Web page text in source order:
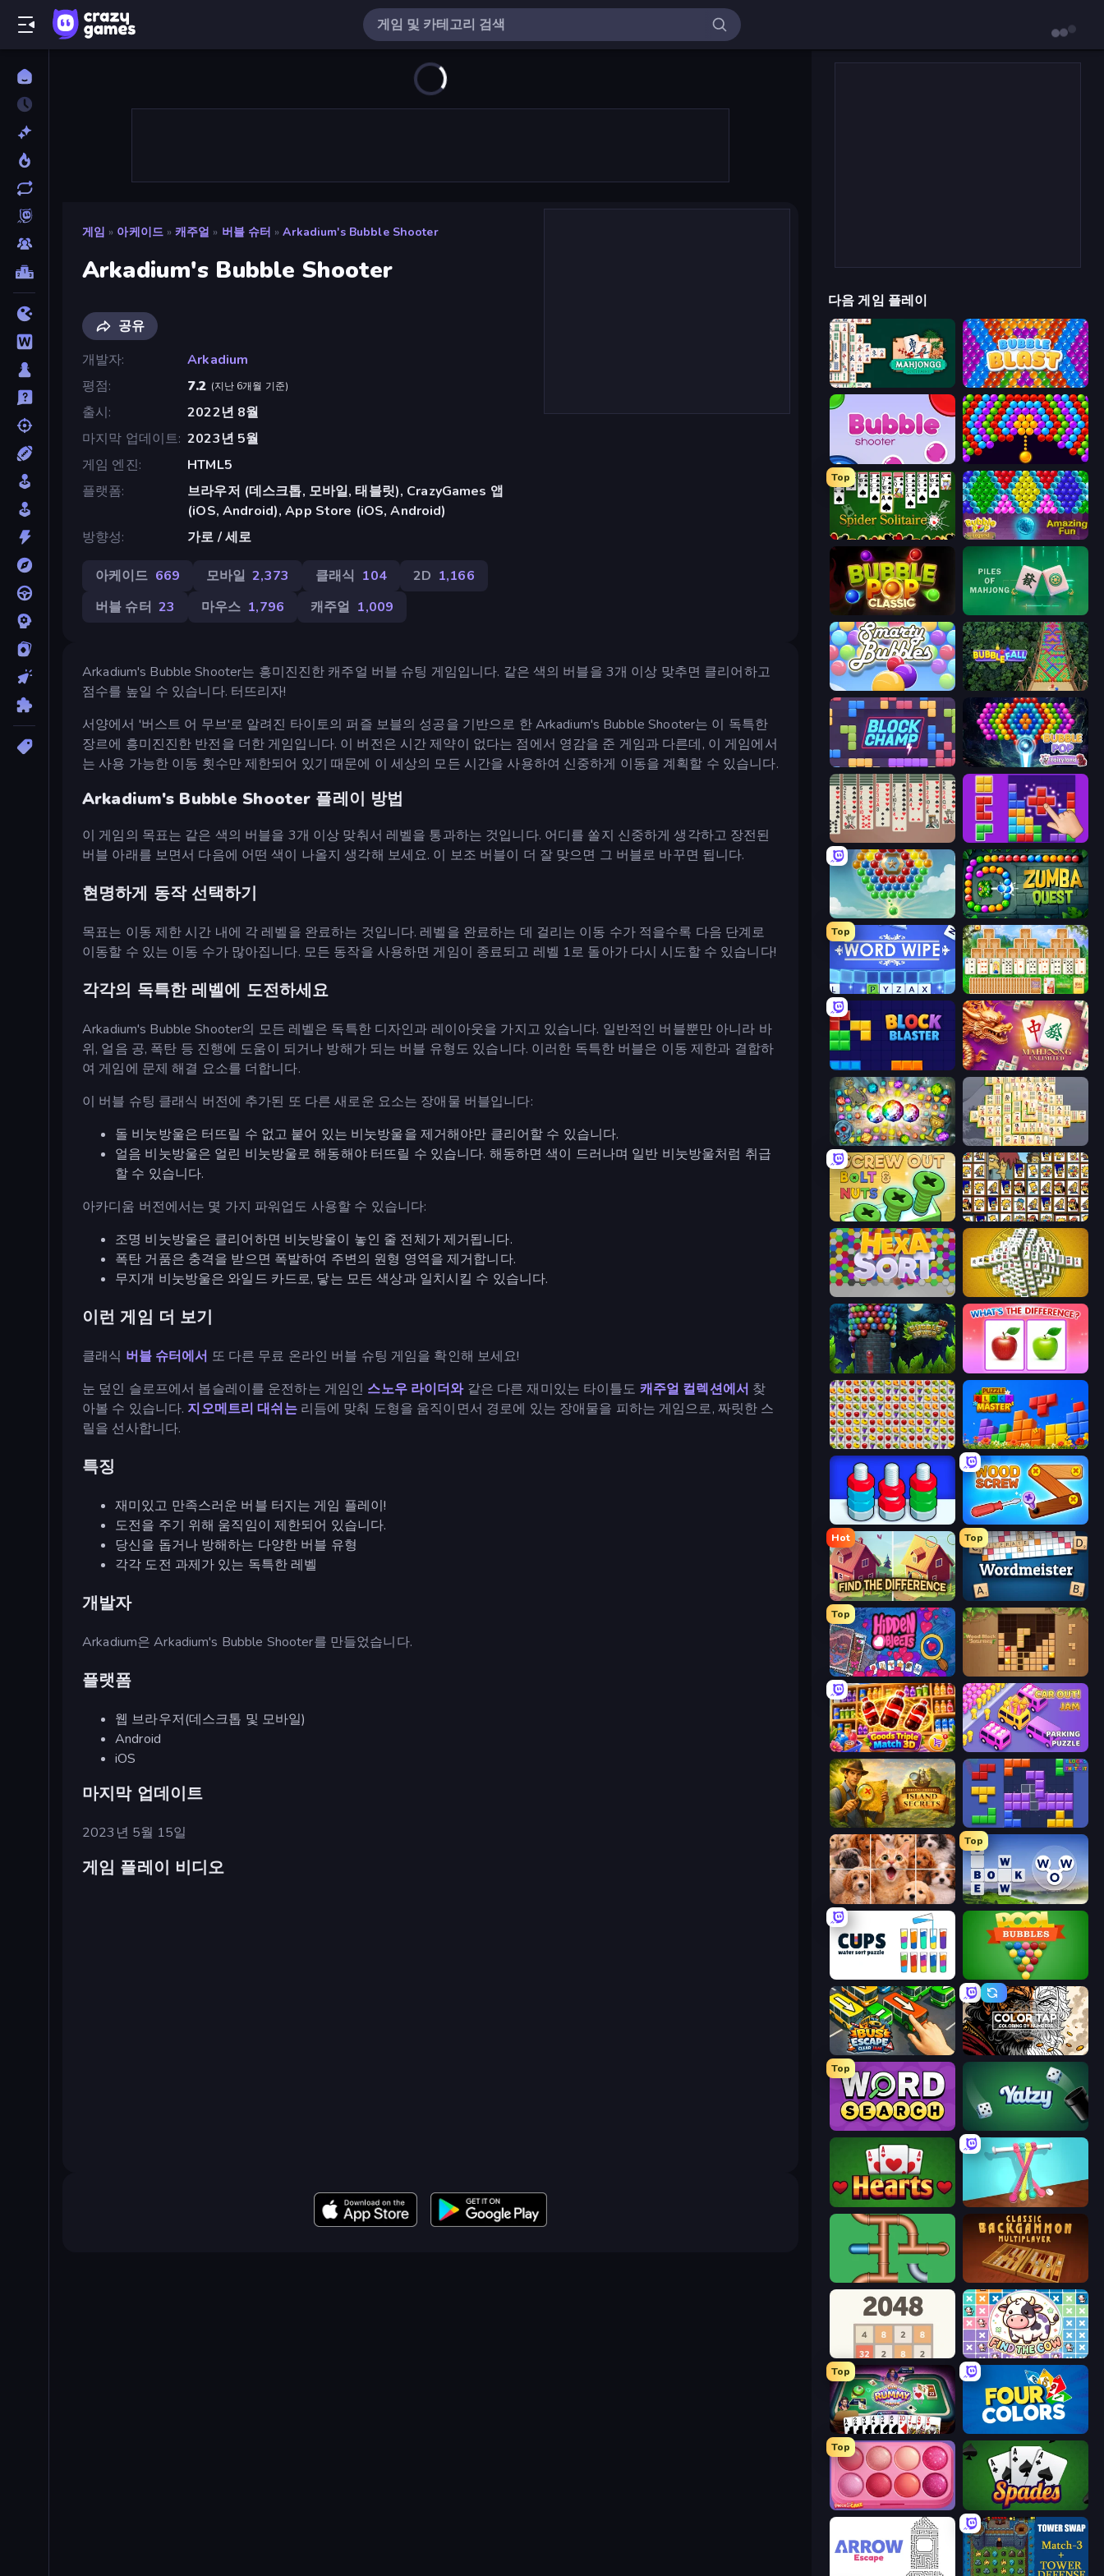
게임 » 아케이드 » 캐주얼 » 버블 슈터 » Arkadium's Bubble Shooter
Arkadium's Bubble Shooter
공유
개발자
Arkadium
평점
7.2 (지난 6개월 기준)
출시
2022년 8월
마지막 업데이트 2023년 5월
게임 엔진
HTML5
플랫폼
브라우저 (데스크톱, 모바일, 태블릿), CrazyGames 앱
(iOS, Android), App Store (iOS, Android)
방향성
가로 / 세로
아케이드 669 모바일 2,373 클래식 104 2D 1,166
버블 슈터 23 마우스 1,796 캐주얼 1,009
Arkadium's Bubble Shooter는 흥미진진한 캐주얼 버블 슈팅 게임입니다. 같은 색의 버블을 3개 이상 맞추면 클리어하고
점수를 높일 수 있습니다. 터뜨리자!
서양에서 '버스트 어 무브'로 알려진 타이토의 퍼즐 보블의 성공을 기반으로 한 Arkadium's Bubble Shooter는 이 독특한
장르에 흥미진진한 반전을 더한 게임입니다. 이 버전은 시간 제약이 없다는 점에서 영감을 준 게임과 다른데, 이 게임에서
는 사용 가능한 이동 횟수만 제한되어 있기 때문에 이 세상의 모든 시간을 사용하여 신중하게 이동을 계획할 수 있습니다.
Arkadium's Bubble Shooter 플레이 방법
이 게임의 목표는 같은 색의 버블을 3개 이상 맞춰서 레벨을 통과하는 것입니다. 어디를 쏠지 신중하게 생각하고 장전된
버블 아래를 보면서 다음에 어떤 색이 나올지 생각해 보세요. 이 보조 버블이 더 잘 맞으면 그 버블로 바꾸면 됩니다.
현명하게 동작 선택하기
목표는 이동 제한 시간 내에 각 레벨을 완료하는 것입니다. 레벨을 완료하는 데 걸리는 이동 수가 적을수록 다음 단계로
이동할 수 있는 이동 수가 많아집니다. 모든 동작을 사용하면 게임이 종료되고 레벨 1로 돌아가 다시 시도할 수 있습니다!
각각의 독특한 레벨에 도전하세요
Arkadium's Bubble Shooter의 모든 레벨은 독특한 디자인과 레이아웃을 가지고 있습니다. 일반적인 버블뿐만 아니라 바
위, 얼음 공, 폭탄 등 진행에 도움이 되거나 방해가 되는 버블 유형도 있습니다. 이러한 독특한 버블은 이동 제한과 결합하
여 게임에 문제 해결 요소를 더합니다.
이 버블 슈팅 클래식 버전에 추가된 또 다른 새로운 요소는 장애물 버블입니다:
돌 비눗방울은 터뜨릴 수 없고 붙어 있는 비눗방울을 제거해야만 클리어할 수 있습니다.
얼음 비눗방울은 얼린 비눗방울로 해동해야 터뜨릴 수 있습니다. 해동하면 색이 드러나며 일반 비눗방울처럼 취급
할 수 있습니다.
아카디움 버전에서는 몇 가지 파워업도 사용할 수 있습니다:
조명 비눗방울은 클리어하면 비눗방울이 놓인 줄 전체가 제거됩니다.
폭탄 거품은 충격을 받으면 폭발하여 주변의 원형 영역을 제거합니다.
무지개 비눗방울은 와일드 카드로, 닿는 모든 색상과 일치시킬 수 있습니다.
이런 게임 더 보기
클래식 버블 슈터에서 또 다른 무료 온라인 버블 슈팅 게임을 확인해 보세요!
눈 덮인 슬로프에서 봅슬레이를 운전하는 게임인 스노우 라이더와같은 다른 재미있는 타이틀도 캐주얼 컬렉션에서 찾
아볼 수 있습니다. 지오메트리 대쉬는리듬에 맞춰 도형을 움직이면서 경로에 있는 장애물을 피하는 게임으로, 짜릿한 스
릴을 선사합니다.
특징
재미있고 만족스러운 버블 터지는 게임 플레이!
도전을 주기 위해 움직임이 제한되어 있습니다.
당신을 돕거나 방해하는 다양한 버블 유형
각각 도전 과제가 있는 독특한 레벨
개발자
Arkadium은 Arkadium's Bubble Shooter를 만들었습니다.
플랫폼
웹 브라우저(데스크톱 및 모바일)
Android
iOS
마지막 업데이트
2023년 5월 15일
게임 플레이 비디오
다음 게임 플레이
Mahjongg Solitaire Bubble Blast
Bubble Shooter Bubble Story
Top
Spider Solitaire Bubble Pop Legend
Bubble Pop Classic Piles of Mahjong
Smarty Bubbles Bubble Fall
Block Champ Bubble Pop Fairyland
Spider Solitaire 2 Suits BlockBuster Puzzle
Zumba Quest
Top
Word Wipe Magic Towers Solitaire
Block Blaster Mahjong Unlimited
Forgotten Treasure 2 Mahjong Online
Screw Out: Bolts and Nuts Tiles of the Simpsons
Mahjong Tower
Bubble Tower 3D What's The Difference?
Same Game Fruit Collapse Puzzle Block Master
Wood Screw: Bolts Puzzle
Hot
Find The Difference
Top
Wordmeister
Top
Hidden Objects Wood Block Journey
Goods Triple Match 3D Car OUT! Jam Parking Puzzle
Hidden Objects: Island Secrets Blocks and that’s it
Jigpic Solitaire
Top
Words of Wonders
Cups - Water Sort Puzzle Pool Bubbles
Bus Escape: Clear Jam Color Tap: Coloring by Numbers
Top
Daily Word Search
Hearts: Classic Tangle Master
Plumber Pipe Out Backgammon Online
2048 Find The Cow
Top
Gin Rummy Mania
Top
Piece of Cake: Merge and Bake Spades